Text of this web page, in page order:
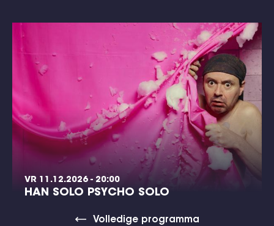
VR 11.12.2026 - 20:00
HAN SOLO PSYCHO SOLO
Volledige programma